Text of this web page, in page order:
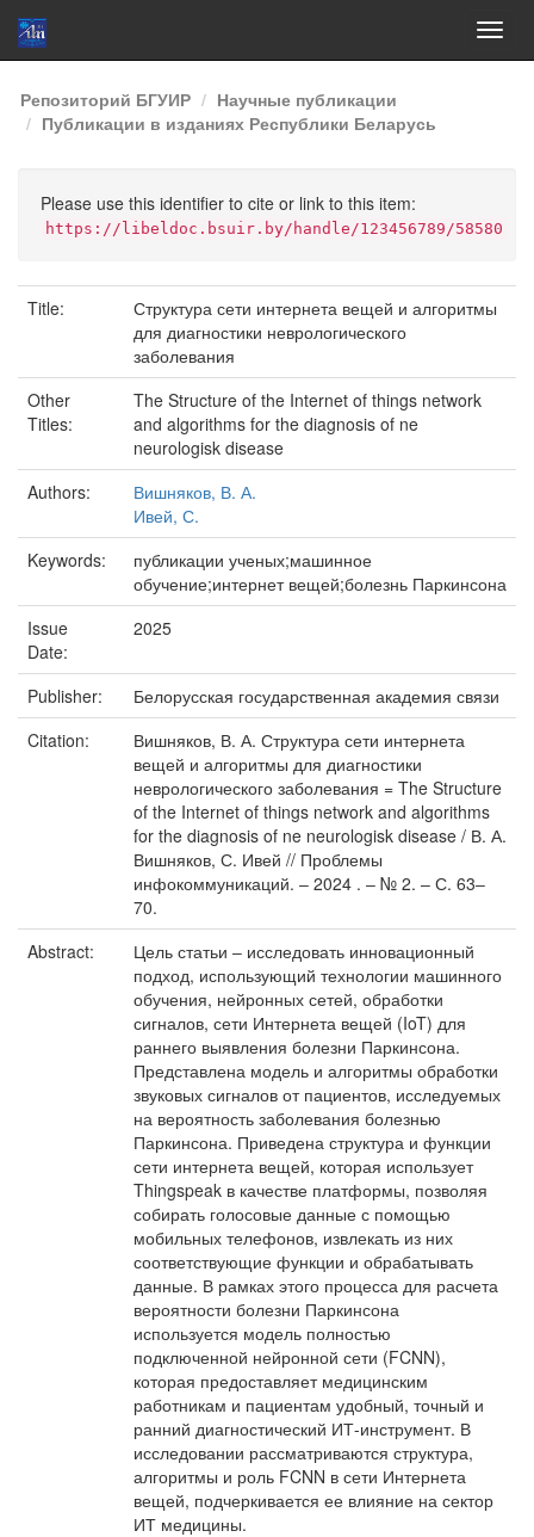
Skip
navigation
Репозиторий БГУИР
Научные публикации
Публикации в изданиях Республики Беларусь
Please use this identifier to cite or link to this item:
https://libeldoc.bsuir.by/handle/123456789/58580
Title:
Структура сети интернета вещей и алгоритмы
для диагностики неврологического
заболевания
Other
Titles:
The Structure of the Internet of things network
and algorithms for the diagnosis of ne
neurologisk disease
Authors:
Вишняков, В. А.
Ивей, С.
Keywords:
публикации ученых;машинное
обучение;интернет вещей;болезнь Паркинсона
Issue
Date:
2025
Publisher:
Белорусская государственная академия связи
Citation:
Вишняков, В. А. Структура сети интернета
вещей и алгоритмы для диагностики
неврологического заболевания = The Structure
of the Internet of things network and algorithms
for the diagnosis of ne neurologisk disease / В. А.
Вишняков, С. Ивей // Проблемы
инфокоммуникаций. ‒ 2024 . ‒ № 2. ‒ С. 63‒
70.
Abstract:
Цель статьи ‒ исследовать инновационный
подход, использующий технологии машинного
обучения, нейронных сетей, обработки
сигналов, сети Интернета вещей (IoT) для
раннего выявления болезни Паркинсона.
Представлена модель и алгоритмы обработки
звуковых сигналов от пациентов, исследуемых
на вероятность заболевания болезнью
Паркинсона. Приведена структура и функции
сети интернета вещей, которая использует
Thingspeak в качестве платформы, позволяя
собирать голосовые данные с помощью
мобильных телефонов, извлекать из них
соответствующие функции и обрабатывать
данные. В рамках этого процесса для расчета
вероятности болезни Паркинсона
используется модель полностью
подключенной нейронной сети (FCNN),
которая предоставляет медицинским
работникам и пациентам удобный, точный и
ранний диагностический ИТ-инструмент. В
исследовании рассматриваются структура,
алгоритмы и роль FCNN в сети Интернета
вещей, подчеркивается ее влияние на сектор
ИТ медицины.